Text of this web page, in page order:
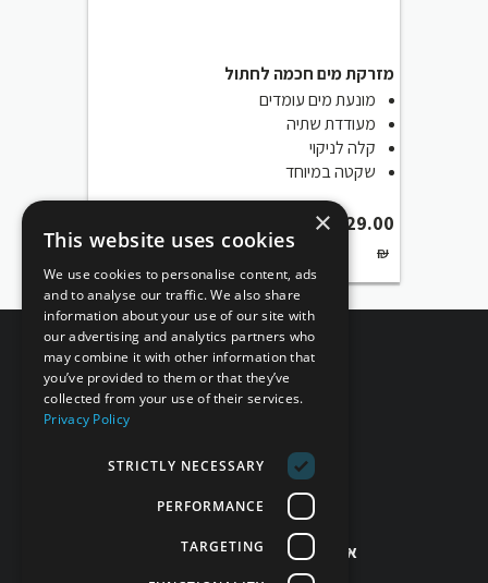
מזרקת מים חכמה לחתול
מונעת מים עומדים
מעודדת שתיה
קלה לניקוי
שקטה במיוחד
₪ 129.00
₪
מחזירים אהבה!
זמינים לשירותך!
אפשר גם בטלפון 077-998-5397
×
This website uses cookies
We use cookies to personalise content, ads
and to analyse our traffic. We also share
information about your use of our site with
our advertising and analytics partners who
may combine it with other information that
you’ve provided to them or that they’ve
collected from your use of their services.
Privacy Policy
STRICTLY NECESSARY
PERFORMANCE
TARGETING